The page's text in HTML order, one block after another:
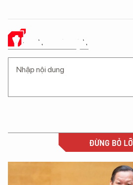
Ý KIẾN CỦA BẠN
ĐỪNG BỎ LỠ